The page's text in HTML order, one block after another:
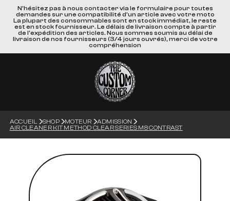
N'hésitez pas à nous contacter via le formulaire pour toutes
demandes sur une compatibilité d'un article avec votre moto
La plupart des consommables sont en stock immédiat, le reste
est en stock fournisseur. Le délais de livraison compte à partir
de l'expédition des articles. Nous sommes soumis au délai de
livraison de nos fournisseurs (3/4 jours ouvrés), merci de votre
compréhension
ACCUEIL SHOP MOTEUR
ADMISSION
AIR CLEANER KIT METHOD CLEAR SERIES M8 CONTRAST